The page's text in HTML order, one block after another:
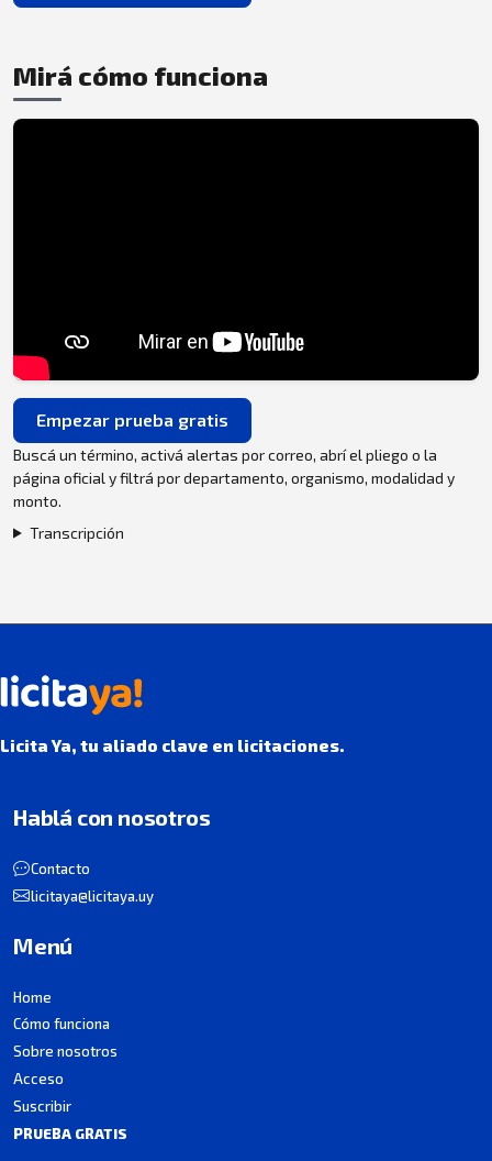
Mirá cómo funciona
Empezar prueba gratis
Buscá un término, activá alertas por correo, abrí el pliego o la
página oficial y filtrá por departamento, organismo, modalidad y
monto.
Transcripción
Licita Ya, tu aliado clave en licitaciones.
Hablá con nosotros
Contacto
licitaya@licitaya.uy
Menú
Home
Cómo funciona
Sobre nosotros
Acceso
Suscribir
PRUEBA GRATIS